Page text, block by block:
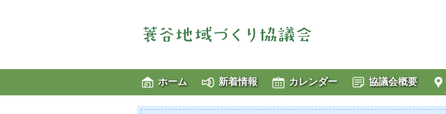
ホーム 新着情報 カレンダー 協議会概要